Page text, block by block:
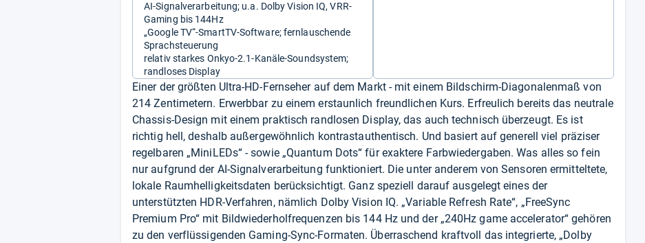
AI-Signalverarbeitung; u.a. Dolby Vision IQ, VRR-
Gaming bis 144Hz
„Google TV“-SmartTV-Software; fernlauschende
Sprachsteuerung
relativ starkes Onkyo-2.1-Kanäle-Soundsystem;
randloses Display
Einer der größten Ultra-HD-Fernseher auf dem Markt - mit einem Bildschirm-Diagonalenmaß von
214 Zentimetern. Erwerbbar zu einem erstaunlich freundlichen Kurs. Erfreulich bereits das neutrale
Chassis-Design mit einem praktisch randlosen Display, das auch technisch überzeugt. Es ist
richtig hell, deshalb außergewöhnlich kontrastauthentisch. Und basiert auf generell viel präziser
regelbaren „MiniLEDs“ - sowie „Quantum Dots“ für exaktere Farbwiedergaben. Was alles so fein
nur aufgrund der AI-Signalverarbeitung funktioniert. Die unter anderem von Sensoren ermitteltete,
lokale Raumhelligkeitsdaten berücksichtigt. Ganz speziell darauf ausgelegt eines der
unterstützten HDR-Verfahren, nämlich Dolby Vision IQ. „Variable Refresh Rate“, „FreeSync
Premium Pro“ mit Bildwiederholfrequenzen bis 144 Hz und der „240Hz game accelerator“ gehören
zu den verflüssigenden Gaming-Sync-Formaten. Überraschend kraftvoll das integrierte, „Dolby